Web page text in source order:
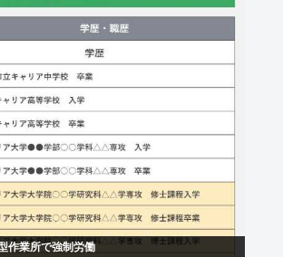
作業所で強制労働